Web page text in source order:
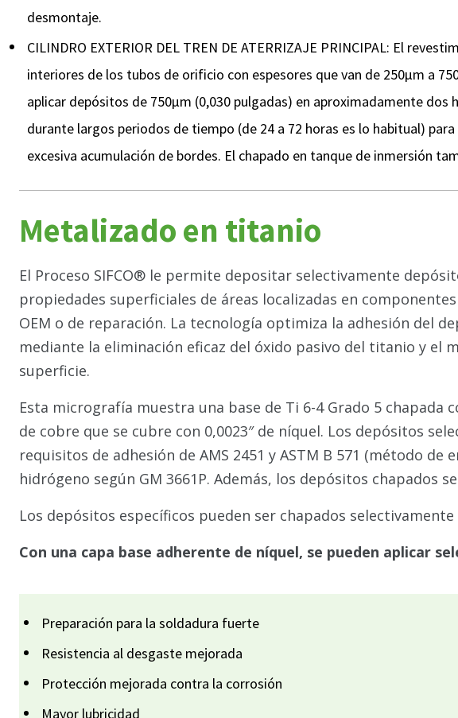
desmontaje.
CILINDRO EXTERIOR DEL TREN DE ATERRIZAJE PRINCIPAL: El
interiores de los tubos de orificio con espesores que van de 250µm a
aplicar depósitos de 750µm (0,030 pulgadas) en aproximadamente
durante largos periodos de tiempo (de 24 a 72 horas es lo habitual)
excesiva acumulación de bordes. El chapado en tanque de inmersión
Metalizado en titanio
El Proceso SIFCO® le permite depositar selectivamente
propiedades superficiales de áreas localizadas en
OEM o de reparación. La tecnología optimiza la adhesión del
mediante la eliminación eficaz del óxido pasivo del titanio y el
superficie.
Esta micrografía muestra una base de Ti 6-4 Grado 5 chapada
de cobre que se cubre con 0,0023″ de níquel. Los depósitos
requisitos de adhesión de AMS 2451 y ASTM B 571 (método
hidrógeno según GM 3661P. Además, los depósitos chapados
Los depósitos específicos pueden ser chapados
Con una capa base adherente de níquel, se pueden aplicar
Preparación para la soldadura fuerte
Resistencia al desgaste mejorada
Protección mejorada contra la corrosión
Mayor lubricidad